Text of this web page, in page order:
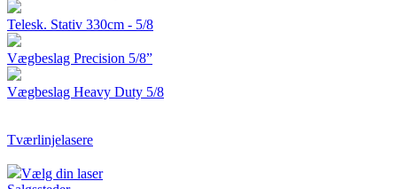
Telesk. Stativ 330cm - 5/8
Vægbeslag Precision 5/8”
Vægbeslag Heavy Duty 5/8
Tværlinjelasere
Vælg din laser